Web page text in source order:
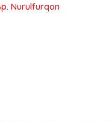
Nurulfurqon